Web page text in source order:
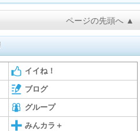
ページの先頭へ ▲
イイね！
ブログ
グループ
みんカラ＋